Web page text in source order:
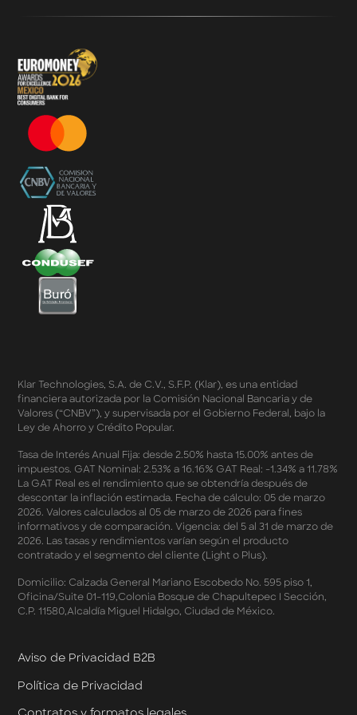
Términos y Condiciones - SplitK Tarjeta de Crédito No
Términos y Condiciones – Acceso a Klar Plus sin costo
Términos y Condiciones – 20% Cashback en
supermercados participantes
Términos y Condiciones Juegos de Mexico 2026
Términos y Condiciones - Amazon Prime Day 2026
Términos y Condiciones – Diferimiento de Compras
con 0% de Interés Desde App
Términos y Condiciones de Beneficios Uber Card
Powered by Klar
Klarfest - Mayo 2026
Klarfest - Día de las Madres 2026
Compra Mínima Klar Plus - SplitK 0% - Cashback
Starbucks 50% - Cashback 20% Décima Compra
Términos y Condiciones - Cashback Primera Compra
en Apple Pay
Términos y Condiciones - Mastercard te lleva a la
Términos y Condiciones – Fechas Dobles “3 de 3” 2026
Mercado Libre
Términos y Condiciones - Reducción Tasa de Interés en
Términos y Condiciones - Apartados - Tasas
Preferentes Febrero 2026
Términos y Condiciones - Programa de Cashback
AWIN
Pago de Servicios a MSI – Supermercados Enero -
Marzo 2026
Términos y Condiciones - Meses Sin Intereses y SplitK
Cashback
Términos y Condiciones Aplicables a la Tarjeta de
Apartados
Mastercard
Términos y Condiciones de Klar Plus
Klar Technologies, S.A. de C.V., S.F.P. (Klar), es una entidad
financiera autorizada por la Comisión Nacional Bancaria y de
Valores (“CNBV”), y supervisada por el Gobierno Federal, bajo la
Ley de Ahorro y Crédito Popular.
Tasa de Interés Anual Fija: desde 2.50% hasta 15.00% antes de
impuestos. GAT Nominal: 2.53% a 16.16% GAT Real: -1.34% a 11.78%
La GAT Real es el rendimiento que se obtendría después de
descontar la inflación estimada. Fecha de cálculo: 05 de marzo
2026. Valores calculados al 05 de marzo de 2026 para fines
informativos y de comparación. Vigencia: del 5 al 31 de marzo de
2026. Las tasas y rendimientos varían según el producto
contratado y el segmento del cliente (Light o Plus).
Domicilio: Calzada General Mariano Escobedo No. 595 piso 1,
Oficina/Suite 01-119,Colonia Bosque de Chapultepec I Sección,
C.P. 11580,Alcaldía Miguel Hidalgo, Ciudad de México.
Aviso de Privacidad B2B
Política de Privacidad